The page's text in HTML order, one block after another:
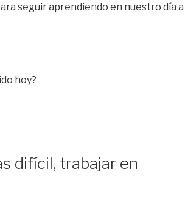
seguir aprendiendo en nuestro día a
hoy?
difícil, trabajar en